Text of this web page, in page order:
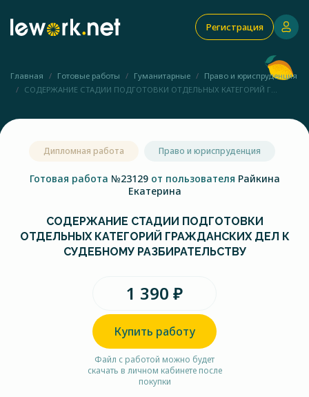
Регистрация
Главная Готовые работы Гуманитарные
Право и юриспруденция
СОДЕРЖАНИЕ СТАДИИ ПОДГОТОВКИ ОТДЕЛЬНЫХ КАТЕГОРИЙ Г...
Дипломная работа Право и юриспруденция
Готовая работа №23129 от пользователя Райкина
Екатерина
СОДЕРЖАНИЕ СТАДИИ ПОДГОТОВКИ
ОТДЕЛЬНЫХ КАТЕГОРИЙ ГРАЖДАНСКИХ ДЕЛ К
СУДЕБНОМУ РАЗБИРАТЕЛЬСТВУ
1 390 ₽
Купить работу
Файл с работой можно будет
скачать в личном кабинете после
покупки